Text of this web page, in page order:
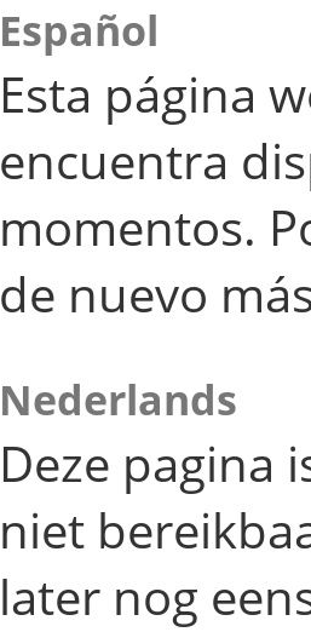
Español
Esta página
encuentra
momentos.
de nuevo
Nederlands
Deze pagina
niet
later nog